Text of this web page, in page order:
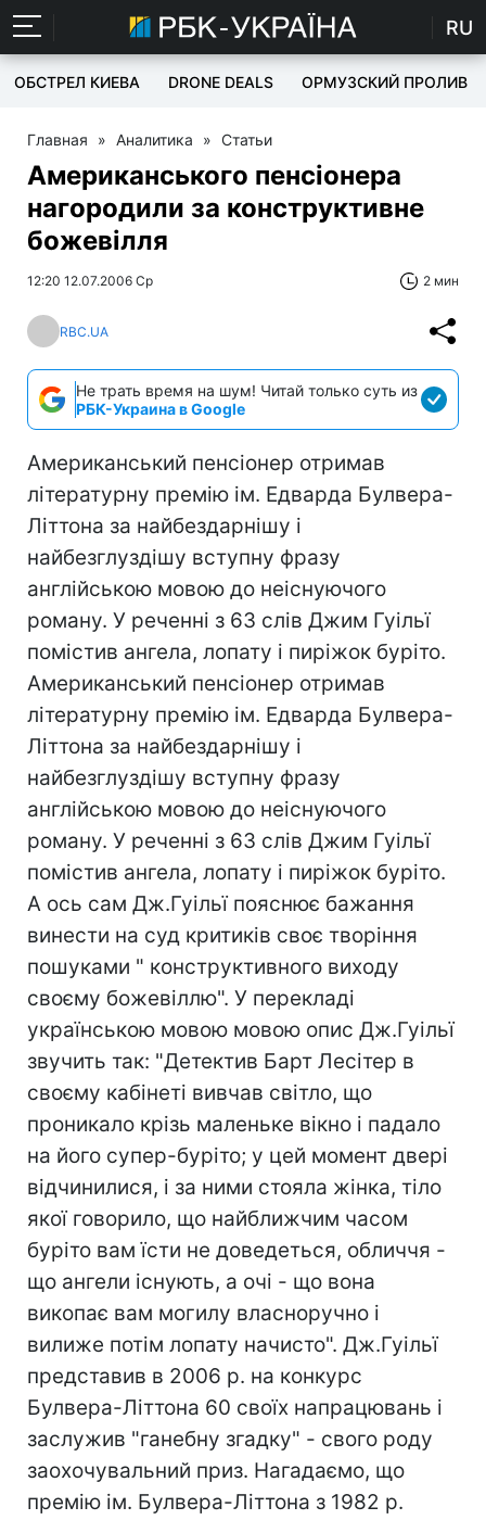
RU
ОБСТРЕЛ КИЕВА DRONE DEALS ОРМУЗСКИЙ ПРОЛИВ
Главная » Аналитика » Статьи
Американського пенсіонера
нагородили за конструктивне
божевілля
12:20 12.07.2006 Ср 2 мин
RBC.UA
Не трать время на шум! Читай только суть из
РБК-Украина в Google
Американський пенсіонер отримав
літературну премію ім. Едварда Булвера-
Літтона за найбездарнішу і
найбезглуздішу вступну фразу
англійською мовою до неіснуючого
роману. У реченні з 63 слів Джим Гуільї
помістив ангела, лопату і пиріжок буріто.
Американський пенсіонер отримав
літературну премію ім. Едварда Булвера-
Літтона за найбездарнішу і
найбезглуздішу вступну фразу
англійською мовою до неіснуючого
роману. У реченні з 63 слів Джим Гуільї
помістив ангела, лопату і пиріжок буріто.
А ось сам Дж.Гуільї пояснює бажання
винести на суд критиків своє творіння
пошуками " конструктивного виходу
своєму божевіллю". У перекладі
українською мовою мовою опис Дж.Гуільї
звучить так: "Детектив Барт Лесітер в
своєму кабінеті вивчав світло, що
проникало крізь маленьке вікно і падало
на його супер-буріто; у цей момент двері
відчинилися, і за ними стояла жінка, тіло
якої говорило, що найближчим часом
буріто вам їсти не доведеться, обличчя -
що ангели існують, а очі - що вона
викопає вам могилу власноручно і
вилиже потім лопату начисто". Дж.Гуільї
представив в 2006 р. на конкурс
Булвера-Літтона 60 своїх напрацювань і
заслужив "ганебну згадку" - свого роду
заохочувальний приз. Нагадаємо, що
премію ім. Булвера-Літтона з 1982 р.